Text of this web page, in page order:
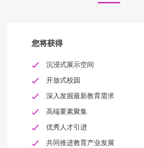
您将获得
沉浸式展示空间
开放式校园
深入发掘最新教育需求
高端要素聚集
优秀人才引进
共同推进教育产业发展